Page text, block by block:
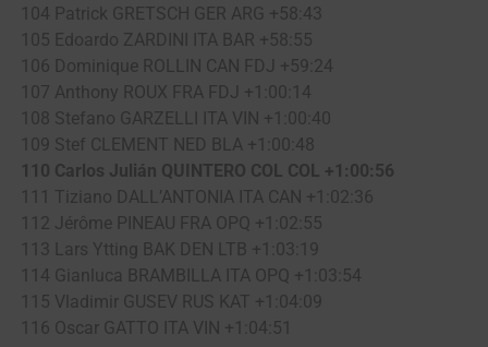
104 Patrick GRETSCH GER ARG +58:43
105 Edoardo ZARDINI ITA BAR +58:55
106 Dominique ROLLIN CAN FDJ +59:24
107 Anthony ROUX FRA FDJ +1:00:14
108 Stefano GARZELLI ITA VIN +1:00:40
109 Stef CLEMENT NED BLA +1:00:48
110 Carlos Julián QUINTERO COL COL +1:00:56
111 Tiziano DALL’ANTONIA ITA CAN +1:02:36
112 Jérôme PINEAU FRA OPQ +1:02:55
113 Lars Ytting BAK DEN LTB +1:03:19
114 Gianluca BRAMBILLA ITA OPQ +1:03:54
115 Vladimir GUSEV RUS KAT +1:04:09
116 Oscar GATTO ITA VIN +1:04:51